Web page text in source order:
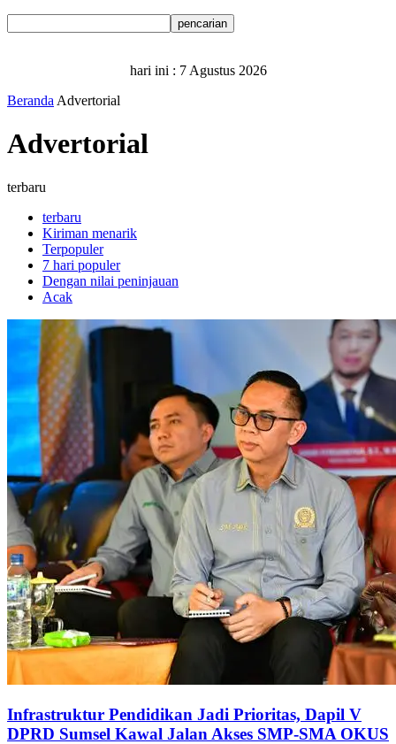
hari ini : 7 Agustus 2026
Beranda Advertorial
Advertorial
terbaru
terbaru
Kiriman menarik
Terpopuler
7 hari populer
Dengan nilai peninjauan
Acak
Infrastruktur Pendidikan Jadi Prioritas, Dapil V
DPRD Sumsel Kawal Jalan Akses SMP-SMA OKUS